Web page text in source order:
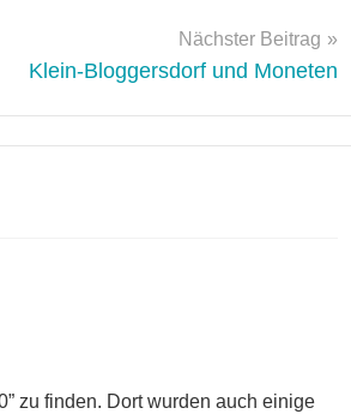
Nächster Beitrag
Klein-Bloggersdorf und Moneten
zu finden. Dort wurden auch einige